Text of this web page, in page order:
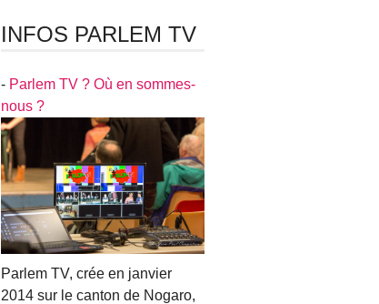
INFOS PARLEM TV
- Parlem TV ? Où en sommes-
nous ?
Parlem TV, crée en janvier
2014 sur le canton de Nogaro,